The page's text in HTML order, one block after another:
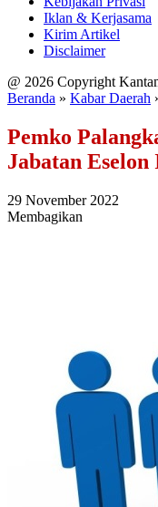
Iklan & Kerjasama
Kirim Artikel
Disclaimer
@ 2026 Copyright
Beranda » Kabar Daerah
Pemko
Jabatan Eselon
29 November 2022
Membagikan